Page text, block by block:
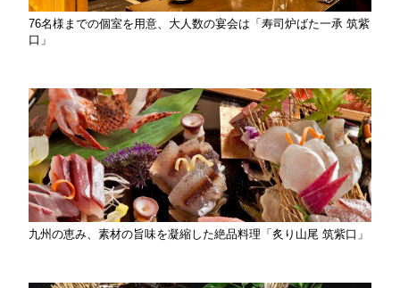
76名様までの個室を用意、大人数の宴会は「寿司炉ばた一承 筑紫
口」
九州の恵み、素材の旨味を凝縮した絶品料理「炙り山尾 筑紫口」